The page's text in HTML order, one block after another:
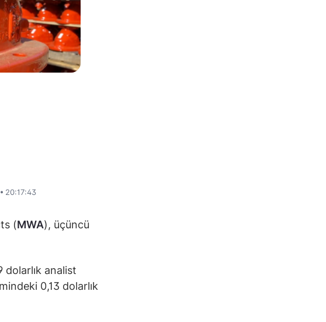
20:17:43
(MWA), üçüncü
dolarlık analist
0,13 dolarlık